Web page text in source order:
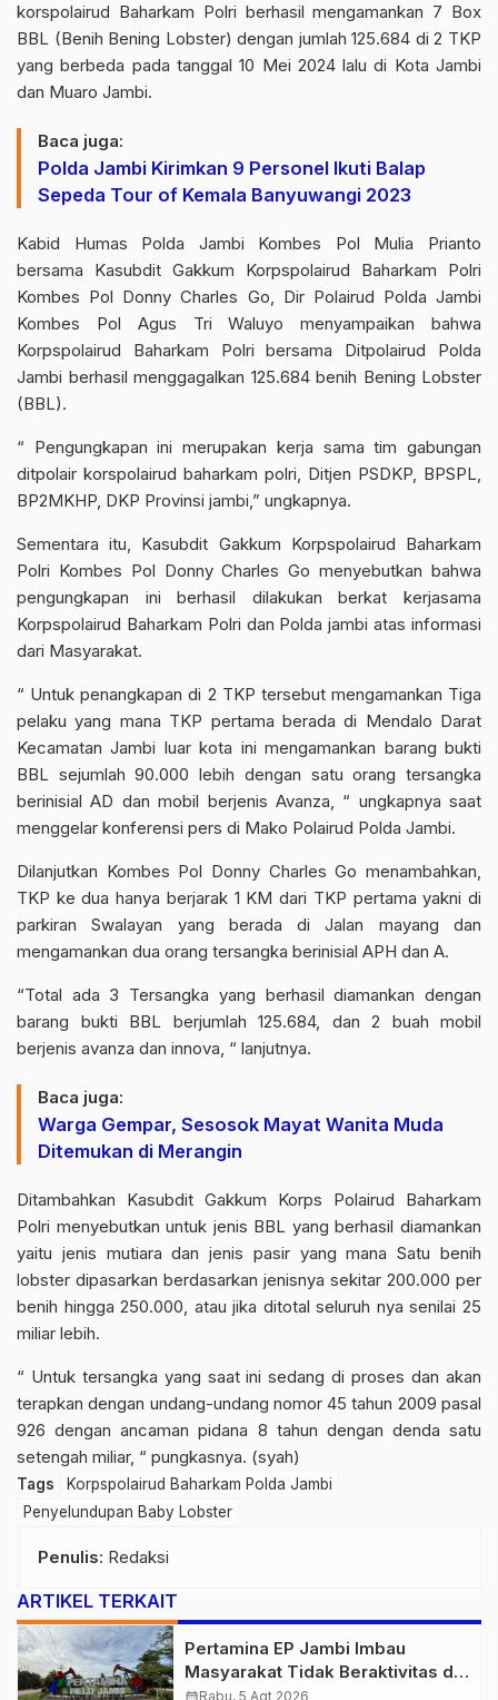
korspolairud Baharkam Polri berhasil mengamankan 7 Box
BBL (Benih Bening Lobster) dengan jumlah 125.684 di 2 TKP
yang berbeda pada tanggal 10 Mei 2024 lalu di Kota Jambi
dan Muaro Jambi.
Baca juga:
Polda Jambi Kirimkan 9 Personel Ikuti Balap
Sepeda Tour of Kemala Banyuwangi 2023
Kabid Humas Polda Jambi Kombes Pol Mulia Prianto
bersama Kasubdit Gakkum Korpspolairud Baharkam Polri
Kombes Pol Donny Charles Go, Dir Polairud Polda Jambi
Kombes Pol Agus Tri Waluyo menyampaikan bahwa
Korpspolairud Baharkam Polri bersama Ditpolairud Polda
Jambi berhasil menggagalkan 125.684 benih Bening Lobster
(BBL).
“ Pengungkapan ini merupakan kerja sama tim gabungan
ditpolair korspolairud baharkam polri, Ditjen PSDKP, BPSPL,
BP2MKHP, DKP Provinsi jambi,” ungkapnya.
Sementara itu, Kasubdit Gakkum Korpspolairud Baharkam
Polri Kombes Pol Donny Charles Go menyebutkan bahwa
pengungkapan ini berhasil dilakukan berkat kerjasama
Korpspolairud Baharkam Polri dan Polda jambi atas informasi
dari Masyarakat.
“ Untuk penangkapan di 2 TKP tersebut mengamankan Tiga
pelaku yang mana TKP pertama berada di Mendalo Darat
Kecamatan Jambi luar kota ini mengamankan barang bukti
BBL sejumlah 90.000 lebih dengan satu orang tersangka
berinisial AD dan mobil berjenis Avanza, “ ungkapnya saat
menggelar konferensi pers di Mako Polairud Polda Jambi.
Dilanjutkan Kombes Pol Donny Charles Go menambahkan,
TKP ke dua hanya berjarak 1 KM dari TKP pertama yakni di
parkiran Swalayan yang berada di Jalan mayang dan
mengamankan dua orang tersangka berinisial APH dan A.
“Total ada 3 Tersangka yang berhasil diamankan dengan
barang bukti BBL berjumlah 125.684, dan 2 buah mobil
berjenis avanza dan innova, “ lanjutnya.
Baca juga:
Warga Gempar, Sesosok Mayat Wanita Muda
Ditemukan di Merangin
Ditambahkan Kasubdit Gakkum Korps Polairud Baharkam
Polri menyebutkan untuk jenis BBL yang berhasil diamankan
yaitu jenis mutiara dan jenis pasir yang mana Satu benih
lobster dipasarkan berdasarkan jenisnya sekitar 200.000 per
benih hingga 250.000, atau jika ditotal seluruh nya senilai 25
miliar lebih.
“ Untuk tersangka yang saat ini sedang di proses dan akan
terapkan dengan undang-undang nomor 45 tahun 2009 pasal
926 dengan ancaman pidana 8 tahun dengan denda satu
setengah miliar, “ pungkasnya. (syah)
Tags
Korpspolairud Baharkam Polda Jambi
Penyelundupan Baby Lobster
Penulis: Redaksi
ARTIKEL TERKAIT
Pertamina EP Jambi Imbau
Masyarakat Tidak Beraktivitas di
Atas Jalur Pipa Migas Demi
Rabu, 5 Agt 2026